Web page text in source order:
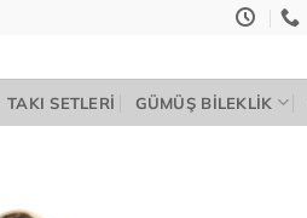
TAKI SETLERI GÜMÜŞ BILEKLIK